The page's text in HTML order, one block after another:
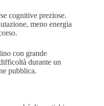
cognitive preziose.
meno energia
con grande
durante un
pubblica.